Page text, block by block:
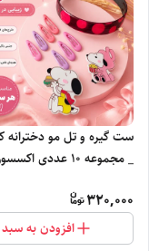
_ مجموعه ۱۰ عددی اکسسوری مو
320,000
افزودن به سبد